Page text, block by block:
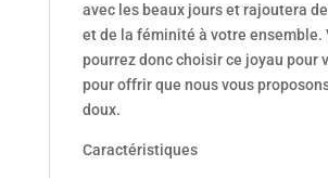
avec les beaux jours et rajoutera
et de la féminité à votre ensemble.
pourrez donc choisir ce joyau pour
pour offrir que nous vous
doux.
Caractéristiques